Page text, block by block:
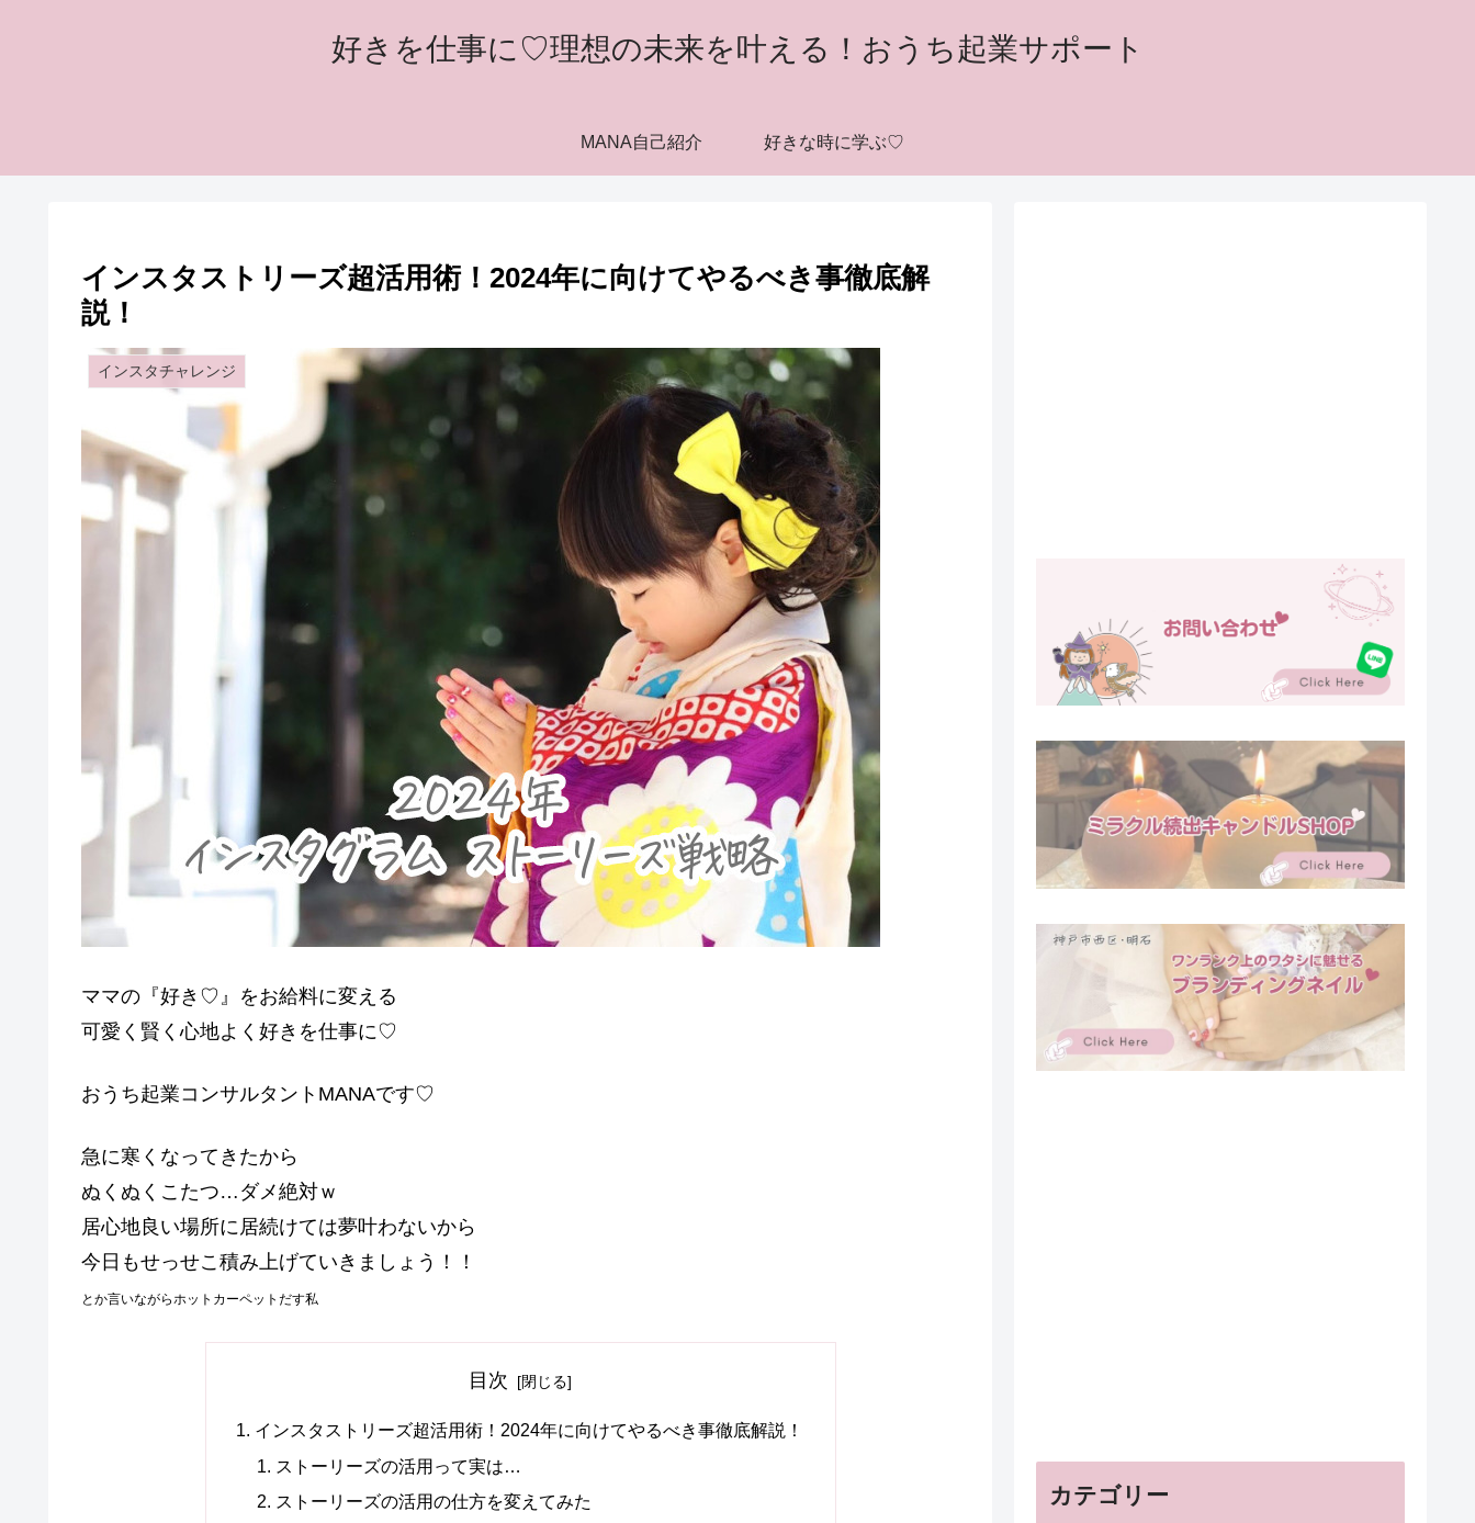
好きを仕事に♡理想の未来を叶える！おうち起業サポート
MANA自己紹介 好きな時に学ぶ♡
インスタストリーズ超活用術！2024年に向けてやるべき事徹底解
説！
インスタチャレンジ
ママの『好き♡』をお給料に変える
可愛く賢く心地よく好きを仕事に♡
おうち起業コンサルタントMANAです♡
急に寒くなってきたから
ぬくぬくこたつ…ダメ絶対ｗ
居心地良い場所に居続けては夢叶わないから
今日もせっせこ積み上げていきましょう！！
とか言いながらホットカーペットだす私
目次
インスタストリーズ超活用術！2024年に向けてやるべき事徹底解説！
ストーリーズの活用って実は…
ストーリーズの活用の仕方を変えてみた
カテゴリー